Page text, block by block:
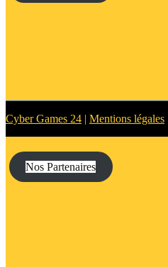
Cyber Games 24 | Mentions légales
Nos Partenaires